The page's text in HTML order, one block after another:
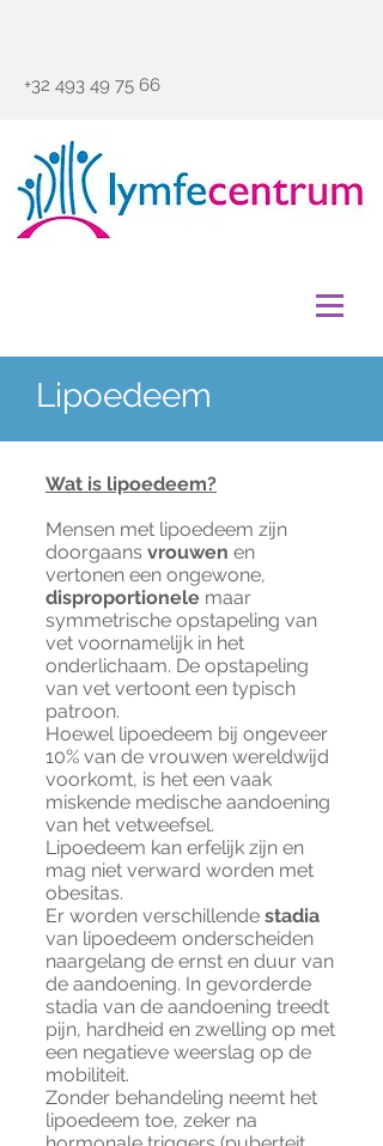
+32 493 49 75 66
Lipoedeem
Wat is lipoedeem?
Mensen met lipoedeem zijn
doorgaans vrouwen en
vertonen een ongewone,
disproportionele maar
symmetrische opstapeling van
vet voornamelijk in het
onderlichaam. De opstapeling
van vet vertoont een typisch
patroon.
Hoewel lipoedeem bij ongeveer
10% van de vrouwen wereldwijd
voorkomt, is het een vaak
miskende medische aandoening
van het vetweefsel.
Lipoedeem kan erfelijk zijn en
mag niet verward worden met
obesitas.
Er worden verschillende stadia
van lipoedeem onderscheiden
naargelang de ernst en duur van
de aandoening. In gevorderde
stadia van de aandoening treedt
pijn, hardheid en zwelling op met
een negatieve weerslag op de
mobiliteit.
Zonder behandeling neemt het
lipoedeem toe, zeker na